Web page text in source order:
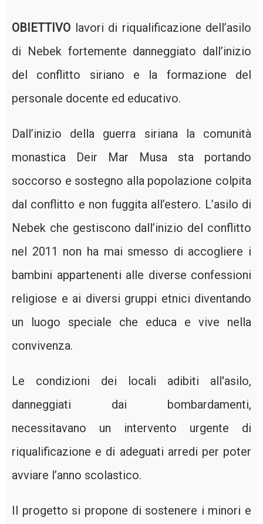
OBIETTIVO lavori di riqualificazione dell’asilo
di Nebek fortemente danneggiato dall’inizio
del conflitto siriano e la formazione del
personale docente ed educativo.
Dall’inizio della guerra siriana la comunità
monastica Deir Mar Musa sta portando
soccorso e sostegno alla popolazione colpita
dal conflitto e non fuggita all’estero. L’asilo di
Nebek che gestiscono dall’inizio del conflitto
nel 2011 non ha mai smesso di accogliere i
bambini appartenenti alle diverse confessioni
religiose e ai diversi gruppi etnici diventando
un luogo speciale che educa e vive nella
convivenza.
Le condizioni dei locali adibiti all'asilo,
danneggiati dai bombardamenti,
necessitavano un intervento urgente di
riqualificazione e di adeguati arredi per poter
avviare l’anno scolastico.
Il progetto si propone di sostenere i minori e